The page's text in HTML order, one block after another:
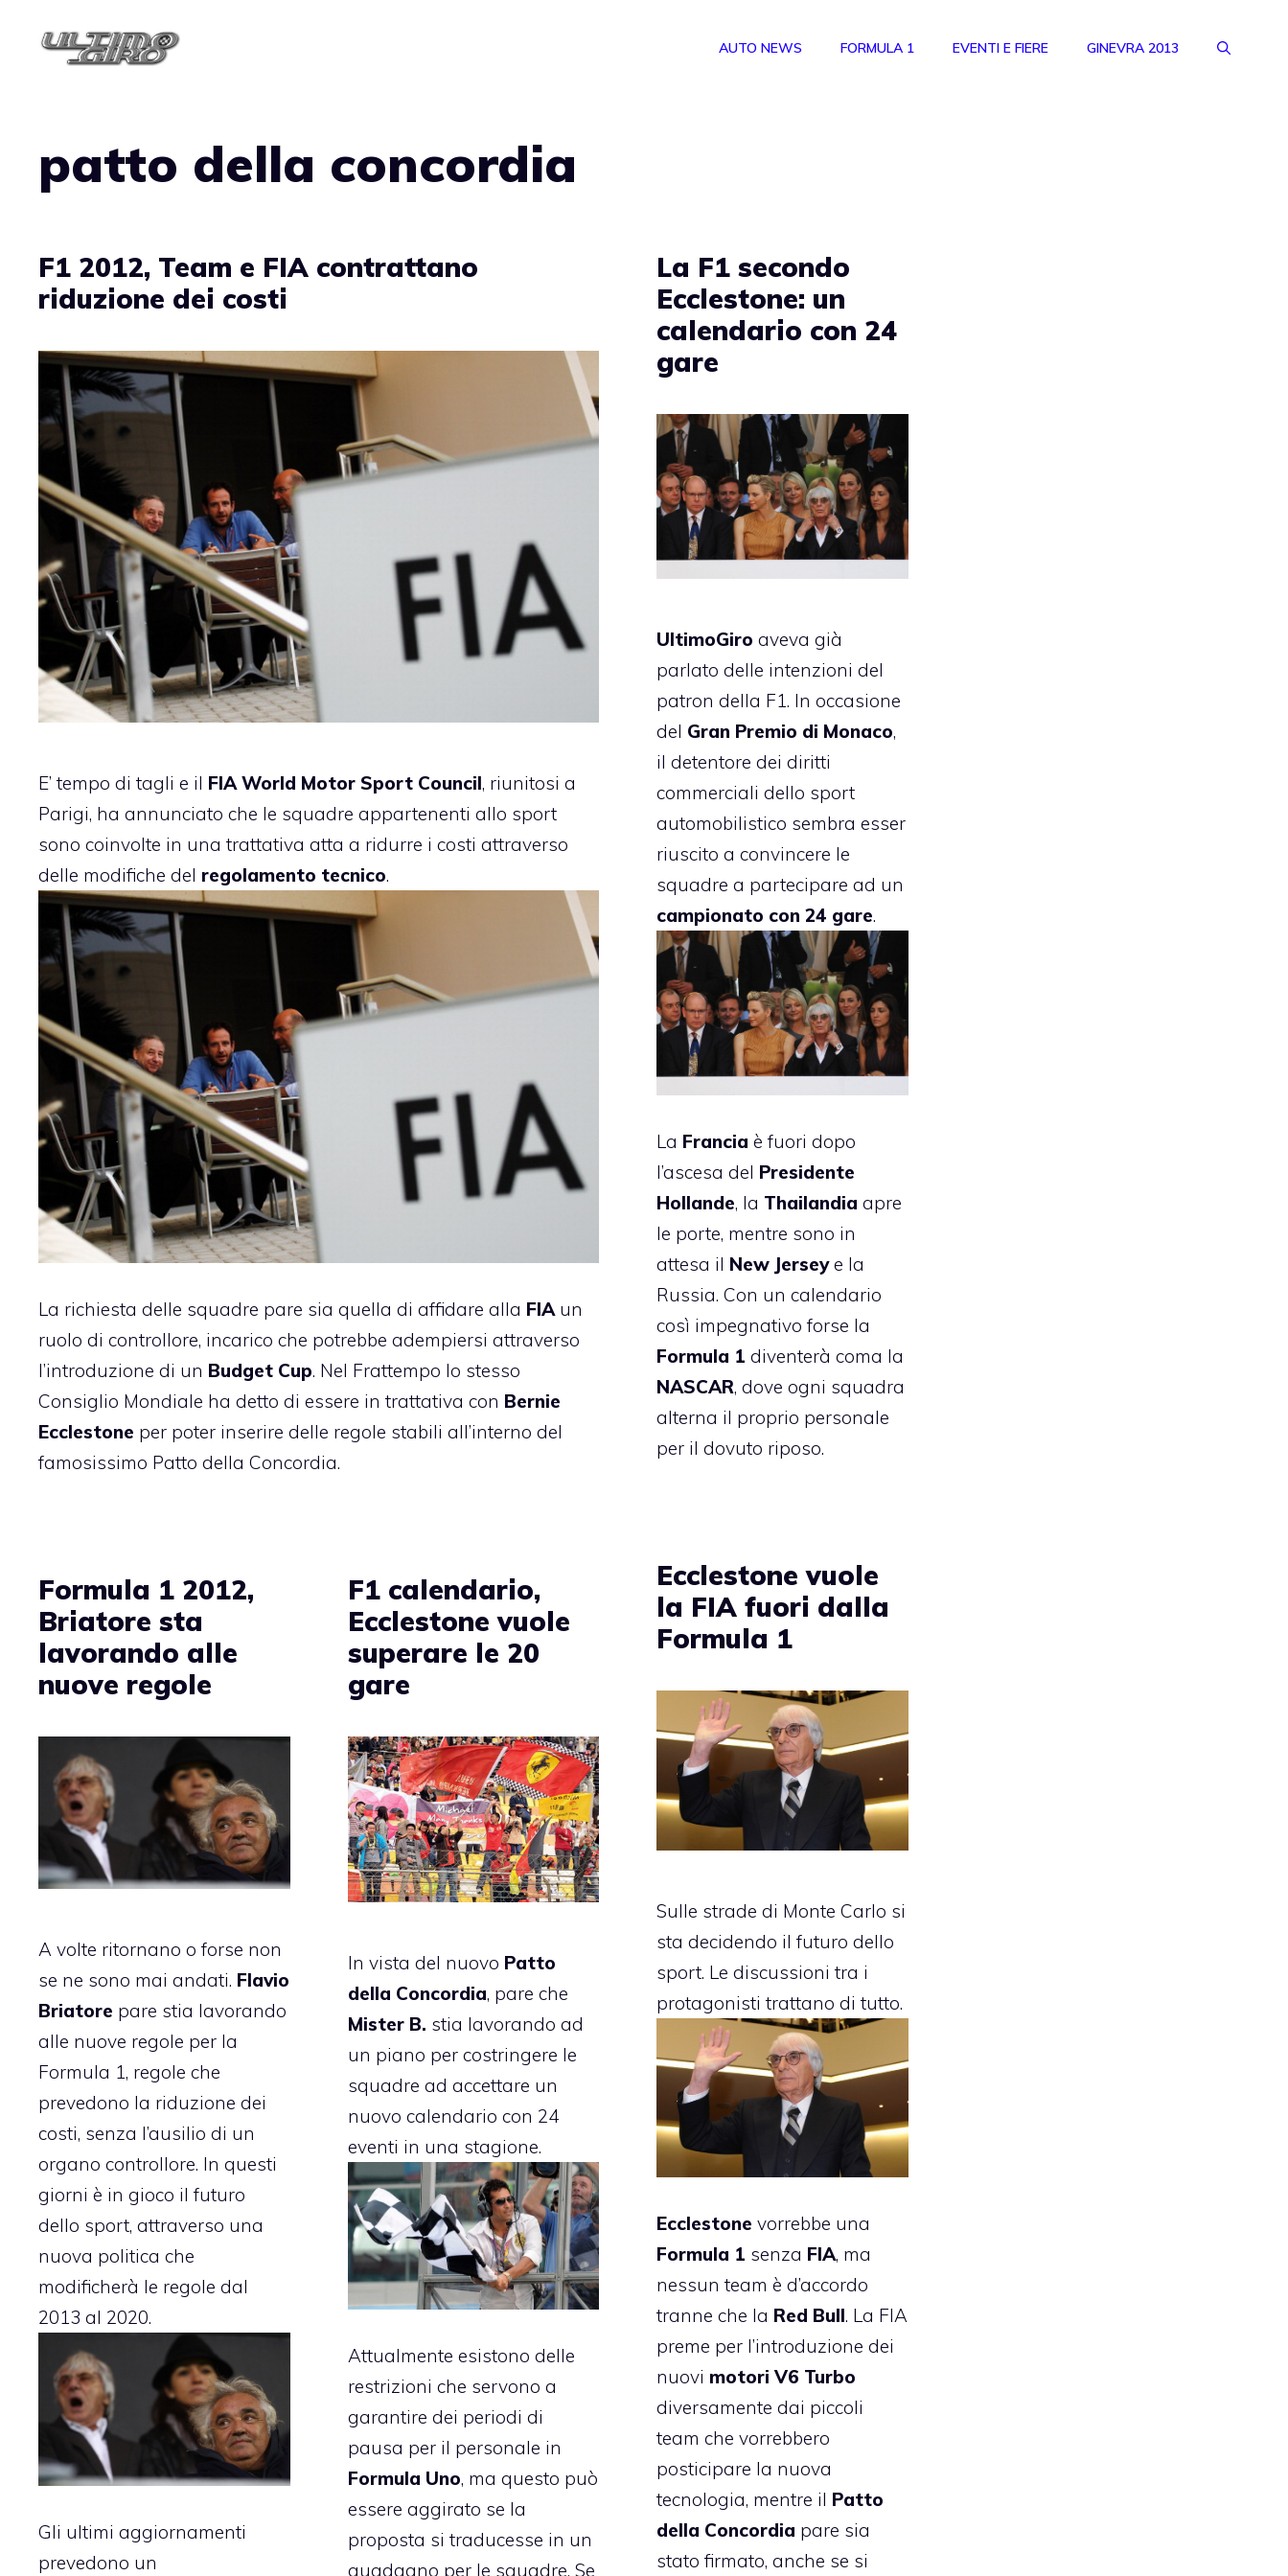
AUTO NEWS FORMULA 1 EVENTI E FIERE GINEVRA 2013
patto della concordia
F1 2012, Team e FIA contrattano
riduzione dei costi
E’ tempo di tagli e il FIA World Motor Sport Council, riunitosi a
Parigi, ha annunciato che le squadre appartenenti allo sport
sono coinvolte in una trattativa atta a ridurre i costi attraverso
delle modifiche del regolamento tecnico.
La richiesta delle squadre pare sia quella di affidare alla FIA un
ruolo di controllore, incarico che potrebbe adempiersi attraverso
l’introduzione di un Budget Cup. Nel Frattempo lo stesso
Consiglio Mondiale ha detto di essere in trattativa con Bernie
Ecclestone per poter inserire delle regole stabili all’interno del
famosissimo Patto della Concordia.
La F1 secondo
Ecclestone: un
calendario con 24
gare
UltimoGiro aveva già
parlato delle intenzioni del
patron della F1. In occasione
del Gran Premio di Monaco,
il detentore dei diritti
commerciali dello sport
automobilistico sembra esser
riuscito a convincere le
squadre a partecipare ad un
campionato con 24 gare.
La Francia è fuori dopo
l’ascesa del Presidente
Hollande, la Thailandia apre
le porte, mentre sono in
attesa il New Jerseye la
Russia. Con un calendario
così impegnativo forse la
Formula 1 diventerà coma la
NASCAR, dove ogni squadra
alterna il proprio personale
per il dovuto riposo.
Ecclestone vuole
la FIA fuori dalla
Formula 1
Sulle strade di Monte Carlo si
sta decidendo il futuro dello
sport. Le discussioni tra i
protagonisti trattano di tutto.
Ecclestone vorrebbe una
Formula 1 senza FIA, ma
nessun team è d’accordo
tranne che la Red Bull. La FIA
preme per l’introduzione dei
nuovi motori V6 Turbo
diversamente dai piccoli
team che vorrebbero
posticipare la nuova
tecnologia, mentre il Patto
della Concordia pare sia
stato firmato, anche se si
Formula 1 2012,
Briatore sta
lavorando alle
nuove regole
A volte ritornano o forse non
se ne sono mai andati. Flavio
Briatore pare stia lavorando
alle nuove regole per la
Formula 1, regole che
prevedono la riduzione dei
costi, senza l’ausilio di un
organo controllore. In questi
giorni è in gioco il futuro
dello sport, attraverso una
nuova politica che
modificherà le regole dal
2013 al 2020.
Gli ultimi aggiornamenti
prevedono un
F1 calendario,
Ecclestone vuole
superare le 20
gare
In vista del nuovo Patto
della Concordia, pare che
Mister B. stia lavorando ad
un piano per costringere le
squadre ad accettare un
nuovo calendario con 24
eventi in una stagione.
Attualmente esistono delle
restrizioni che servono a
garantire dei periodi di
pausa per il personale in
Formula Uno, ma questo può
essere aggirato se la
proposta si traducesse in un
guadagno per le squadre. Se